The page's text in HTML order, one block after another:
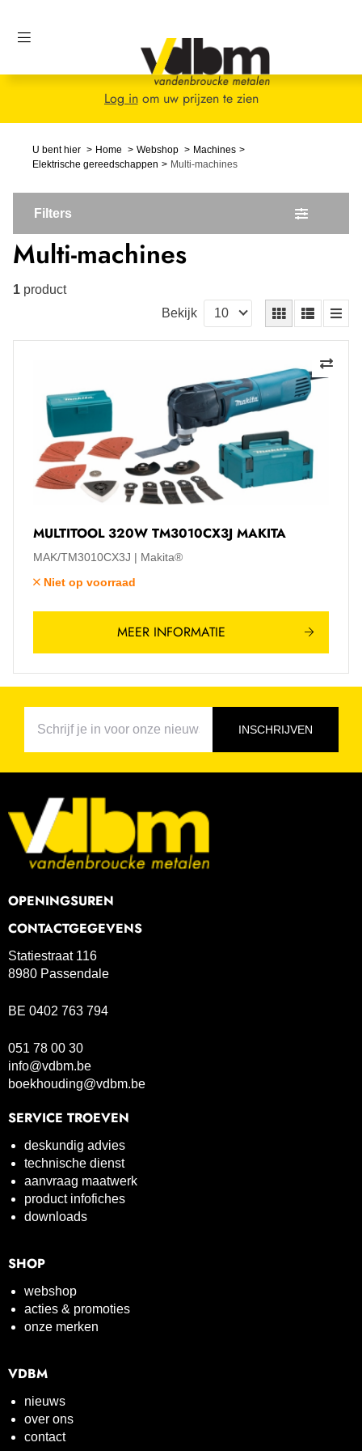
Log inom uw prijzen te zien
U bent hier Home Webshop
Machines
Elektrische gereedschappen
Multi-machines
Filters
Multi-machines
1 product
Bekijk
MULTITOOL 320W TM3010CX3J MAKITA
MAK/TM3010CX3J
Makita®
Niet op voorraad
MEER INFORMATIE
INSCHRIJVEN
OPENINGSUREN
CONTACTGEGEVENS
Statiestraat 116
8980 Passendale
BE 0402 763 794
051 78 00 30
info@vdbm.be
boekhouding@vdbm.be
SERVICE TROEVEN
deskundig advies
technische dienst
aanvraag maatwerk
product infofiches
downloads
SHOP
webshop
acties & promoties
onze merken
VDBM
nieuws
over ons
contact